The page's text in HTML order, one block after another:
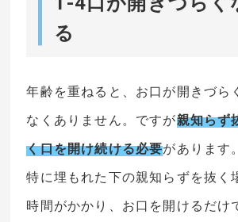
る
年齢を重ねると、お口が開きづら
なくありません。ですが親知らず
く口を開け続ける必要があります。
特に埋もれた下の親知らずを抜く
時間がかかり、お口を開けるだけ